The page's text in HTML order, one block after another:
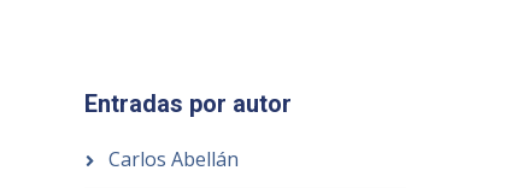
Entradas por autor
Carlos Abellán